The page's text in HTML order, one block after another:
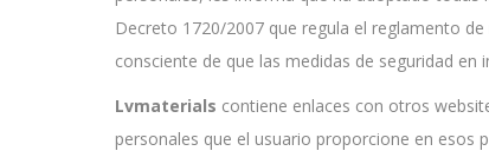
Decreto 1720/2007 que regula el reglamento
consciente de que las medidas de seguridad en
Lvmaterials contiene enlaces con otros
personales que el usuario proporcione en esos